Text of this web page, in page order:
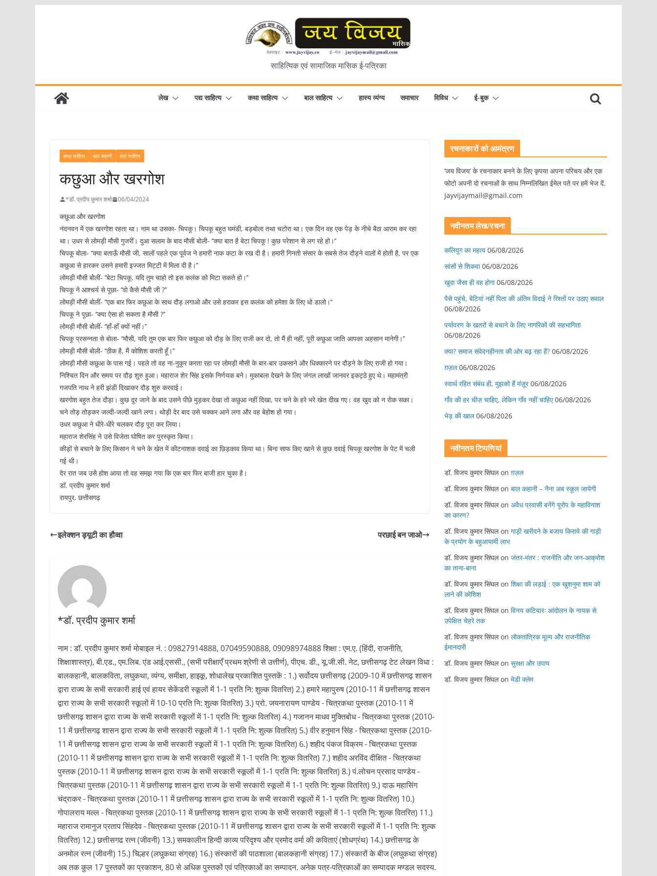
साहित्यिक एवं सामाजिक मासिक ई-पत्रिका
लेख पद्य साहित्य कथा साहित्य बाल साहित्य हास्य व्यंग्य समाचार विविध ई-बुक
कथा साहित्य बाल कहानी बाल साहित्य
कछुआ और खरगोश
*डॉ. प्रदीप कुमार शर्मा 06/04/2024
कछुआ और खरगोश
नंदनवन में एक खरगोश रहता था। नाम था उसका- चिपकू। चिपकू बहुत घमंडी, बड़बोला तथा चटोरा था। एक दिन वह एक पेड़ के नीचे बैठा आराम कर रहा
था। उधर से लोमड़ी मौसी गुजरीं। दुआ सलाम के बाद मौसी बोली- ‘‘क्या बात है बेटा चिपकू ! कुछ परेशान से लग रहे हो।’’
चिपकू बोला- ‘‘क्या बताऊँ मौसी जी, सालों पहले एक पूर्वज ने हमारी नाक कटा के रख दी है। हमारी गिनती संसार के सबसे तेज दौड़ने वालों में होती है, पर एक
कछुआ से हारकर उसने हमारी इज्जत मिट्टी में मिला दी है।’’
लोमड़ी मौसी बोेलीं- ‘‘बेटा चिपकू, यदि तुम चाहो तो इस कलंक को मिटा सकते हो।’’
चिपकू ने आश्चर्य से पूछा- ‘‘वो कैसे मौसी जी ?’’
लोमड़ी मौसी बोलीं- ‘‘एक बार फिर कछुआ के साथ दौड़ लगाओ और उसे हराकर इस कलंक को हमेशा के लिए धो डालो।’’
चिपकू ने पूछा- ‘‘क्या ऐसा हो सकता है मौसी ?’’
लोमड़ी मौसी बोेलीं- ‘‘हाँ-हाँ क्यों नहीं।’’
चिपकू प्रसन्नता से बोला- ‘‘मौसी, यदि तुम एक बार फिर कछुआ को दौड़ के लिए राजी कर दो, तो मैं ही नहीं, पूरी कछुआ जाति आपका अहसान मानेगी।’’
लोमड़ी मौसी बोली- ‘‘ठीक है, मैं कोशिश करती हूँ।’’
लोमड़ी मौसी कछुआ के पास गई। पहले तो वह ना-नुकूर करता रहा पर लोमड़ी मौसी के बार-बार उकसाने और धिक्कारने पर दौड़ने के लिए राजी हो गया।
निश्चित दिन और समय पर दौड़ शुरु हुआ। महाराज शेर सिंह इसके निर्णयक बने। मुकाबला देखने के लिए जंगल लाखों जानवर इकट्ठे हुए थे। महामंत्री
गजपति नाथ ने हरी झंडी दिखाकर दौड़ शुरु करवाई।
खरगोश बहुत तेज दौड़ा। कुछ दूर जाने के बाद उसने पीछे मुड़कर देखा तो कछुआ नहीं दिखा, पर चने के हरे भरे खेत दीख गए। वह खुद को न रोक सका।
चने तोड़ तोड़कर जल्दी-जल्दी खाने लगा। थोड़ी देर बाद उसे चक्कर आने लगा और वह बेहोश हो गया।
उधर कछुआ ने धीरे-धीरे चलकर दौड़ पूरा कर लिया।
महाराज शेरसिंह ने उसे विजेता घोषित कर पुरस्कृत किया।
कीड़ों से बचाने के लिए किसान ने चने के खेत में कीटनाशक दवाई का छिड़काव किया था। बिना साफ किए खाने से कुछ दवाई चिपकू खरगोश के पेट में चली
गई थी।
देर रात जब उसेे होश आया तो वह समझ गया कि एक बार फिर बाजी हार चुका है।
डॉ. प्रदीप कुमार शर्मा
रायपुर, छत्तीसगढ़
इलेक्शन ड्यूटी का हौव्वा परछाई बन जाओ
*डॉ. प्रदीप कुमार शर्मा
नाम : डॉ. प्रदीप कुमार शर्मा मोबाइल नं. : 09827914888, 07049590888, 09098974888 शिक्षा : एम.ए. (हिंदी, राजनीति,
शिक्षाशास्त्र), बी.एड., एम.लिब. एंड आई.एससी., (सभी परीक्षाएँ प्रथम श्रेणी से उत्तीर्ण), पीएच. डी., यू.जी.सी. नेट, छत्तीसगढ़ टेट लेखन विधा :
बालकहानी, बालकविता, लघुकथा, व्यंग्य, समीक्षा, हाइकू, शोधालेख प्रकाशित पुस्तकें : 1.) सर्वोदय छत्तीसगढ़ (2009-10 में छत्तीसगढ़ शासन
द्वारा राज्य के सभी सरकारी हाई एवं हायर सेकेंडरी स्कूलों में 1-1 प्रति नि: शुल्क वितरित) 2.) हमारे महापुरुष (2010-11 में छत्तीसगढ़ शासन
द्वारा राज्य के सभी सरकारी स्कूलों में 10-10 प्रति नि: शुल्क वितरित) 3.) प्रो. जयनारायण पाण्डेय - चित्रकथा पुस्तक (2010-11 में
छत्तीसगढ़ शासन द्वारा राज्य के सभी सरकारी स्कूलों में 1-1 प्रति नि: शुल्क वितरित) 4.) गजानन माधव मुक्तिबोध - चित्रकथा पुस्तक (2010-
11 में छत्तीसगढ़ शासन द्वारा राज्य के सभी सरकारी स्कूलों में 1-1 प्रति नि: शुल्क वितरित) 5.) वीर हनुमान सिंह - चित्रकथा पुस्तक (2010-
11 में छत्तीसगढ़ शासन द्वारा राज्य के सभी सरकारी स्कूलों में 1-1 प्रति नि: शुल्क वितरित) 6.) शहीद पंकज विक्रम - चित्रकथा पुस्तक
(2010-11 में छत्तीसगढ़ शासन द्वारा राज्य के सभी सरकारी स्कूलों में 1-1 प्रति नि: शुल्क वितरित) 7.) शहीद अरविंद दीक्षित - चित्रकथा
पुस्तक (2010-11 में छत्तीसगढ़ शासन द्वारा राज्य के सभी सरकारी स्कूलों में 1-1 प्रति नि: शुल्क वितरित) 8.) पं.लोचन प्रसाद पाण्डेय -
चित्रकथा पुस्तक (2010-11 में छत्तीसगढ़ शासन द्वारा राज्य के सभी सरकारी स्कूलों में 1-1 प्रति नि: शुल्क वितरित) 9.) दाऊ महासिंग
चंद्राकर - चित्रकथा पुस्तक (2010-11 में छत्तीसगढ़ शासन द्वारा राज्य के सभी सरकारी स्कूलों में 1-1 प्रति नि: शुल्क वितरित) 10.)
गोपालराय मल्ल - चित्रकथा पुस्तक (2010-11 में छत्तीसगढ़ शासन द्वारा राज्य के सभी सरकारी स्कूलों में 1-1 प्रति नि: शुल्क वितरित) 11.)
महाराज रामानुज प्रताप सिंहदेव - चित्रकथा पुस्तक (2010-11 में छत्तीसगढ़ शासन द्वारा राज्य के सभी सरकारी स्कूलों में 1-1 प्रति नि: शुल्क
वितरित) 12.) छत्तीसगढ रत्न (जीवनी) 13.) समकालीन हिन्दी काव्य परिदृश्य और प्रमोद वर्मा की कविताएं (शोधग्रंथ) 14.) छत्तीसगढ के
अनमोल रत्न (जीवनी) 15.) चिल्हर (लघुकथा संग्रह) 16.) संस्कारों की पाठशाला (बालकहानी संग्रह) 17.) संस्कारों के बीज (लघुकथा संग्रह)
अब तक कुल 17 पुस्तकों का प्रकाशन, 80 से अधिक पुस्तकों एवं पत्रिकाओं का सम्पादन. अनेक पत्र-पत्रिकाओं का सम्पादक मण्डल सदस्य.
रचनाकारों को आमंत्रण
‘जय विजय’ के रचनाकार बनने के लिए कृपया अपना परिचय और एक
फोटो अपनी दो रचनाओं के साथ निम्नलिखित ईमेल पते पर हमें भेज दें.
jayvijaymail@gmail.com
नवीनतम लेख/रचना
कलियुग का महत्व 06/08/2026
सांसों से शिकवा 06/08/2026
खुदा जैसा ही वह होगा 06/08/2026
पैसे पहुंचे, बेटियां नहीं पिता की अंतिम विदाई ने रिश्तों पर उठाए सवाल
06/08/2026
पर्यावरण के खतरों से बचाने के लिए नागरिकों की सहभागिता
06/08/2026
क्या? समाज संवेदनहीनता की ओर बढ़ रहा हैं? 06/08/2026
ग़ज़ल 06/08/2026
स्वार्थ रहित संबंध ही, मुझको हैं मंज़ूर 06/08/2026
गाँव की हर चीज़ चाहिए, लेकिन गाँव नहीं चाहिए 06/08/2026
भेड़ की खाल 06/08/2026
नवीनतम टिप्पणियां
डॉ. विजय कुमार सिंघलon ग़ज़ल
डॉ. विजय कुमार सिंघलon बाल कहानी – नैना अब स्कूल जायेगी
डॉ. विजय कुमार सिंघलon अवैध प्रवासी बनेंगे यूरोप के महाविनाश
का कारण?
डॉ. विजय कुमार सिंघलon गाड़ी खरीदने के बजाय किराये की गाड़ी
के प्रयोग के बहुआयामी लाभ
डॉ. विजय कुमार सिंघलon जंतर-मंतर : राजनीति और जन-आक्रोश
का ताना-बाना
डॉ. विजय कुमार सिंघलon शिक्षा की लड़ाई : एक खुशनुमा शाम को
लाने की कोशिश
डॉ. विजय कुमार सिंघलon विनय कटियारः आंदोलन के नायक से
उपेक्षित चेहरे तक
डॉ. विजय कुमार सिंघलon लोकतांत्रिक मूल्य और राजनीतिक
ईमानदारी
डॉ. विजय कुमार सिंघलon सुरक्षा और उपाय
डॉ. विजय कुमार सिंघलon मेडी क्लेम